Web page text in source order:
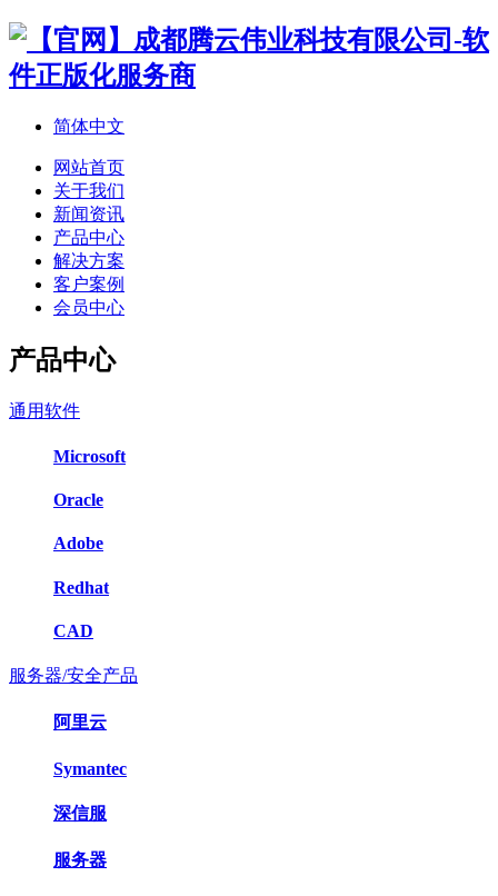
简体中文
网站首页
关于我们
新闻资讯
产品中心
解决方案
客户案例
会员中心
产品中心
通用软件
Microsoft
Oracle
Adobe
Redhat
CAD
服务器/安全产品
阿里云
Symantec
深信服
服务器